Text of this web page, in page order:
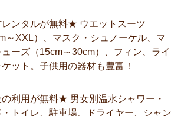
ンタルが無料★ ウエットスーツ
～XXL）、マスク・シュノーケル、マ
ューズ（15cm～30cm）、フィン、ライ
ット。子供用の器材も豊富！
利用が無料★ 男女別温水シャワー・
トイレ、駐車場、ドライヤー、シャン